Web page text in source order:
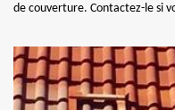
de couverture. Contactez-le si